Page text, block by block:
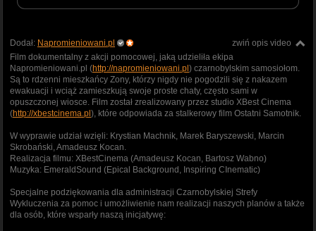
zwiń opis video
Dodał: Napromieniowani.pl
Film dokumentalny z akcji pomocowej, jaką udzieliła ekipa
Napromieniowani.pl (http://napromieniowani.pl) czarnobylskim samosiołom.
Są to rdzenni mieszkańcy Zony, którzy nigdy nie pogodzili się z nakazem
ewakuacji i wciąż zamieszkują swoje proste chaty, często sami w
opuszczonej wiosce. Film został zrealizowany przez studio XBest Cinema
(http://xbestcinema.pl), które odpowiada za stalkerowy film Ostatni Samotnik.
W wyprawie udział wzięli: Krystian Machnik, Marek Baryszewski, Marcin
Skrobański, Amadeusz Kocan.
Realizacja filmu: XBestCinema (Amadeusz Kocan, Bartosz Wabno)
Muzyka: EmeraldSound (Epical Background, Inspiring CInematic)
Specjalne podziękowania dla administracji Czarnobylskiej Strefy
Wykluczenia za pomoc i umożliwienie nam realizacji naszych planów a także
dla osób, które wsparły naszą inicjatywę: